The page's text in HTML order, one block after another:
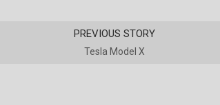
PREVIOUS STORY
Tesla Model X